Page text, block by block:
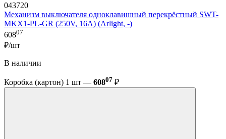
043720
Механизм выключателя одноклавишный перекрёстный SWT-
MKX1-PL-GR (250V, 16A) (Arlight, -)
60807
₽/шт
В наличии
Коробка (картон) 1 шт — 60807 ₽